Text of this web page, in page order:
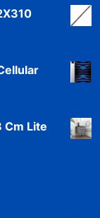
Cm Lite